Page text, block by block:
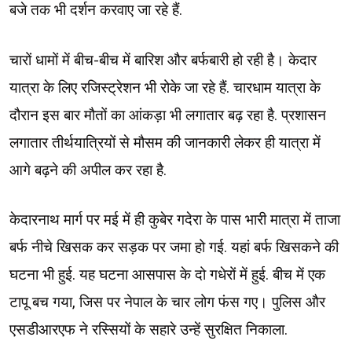
बजे तक भी दर्शन करवाए जा रहे हैं.
चारों धामों में बीच-बीच में बारिश और बर्फबारी हो रही है। केदार
यात्रा के लिए रजिस्ट्रेशन भी रोके जा रहे हैं. चारधाम यात्रा के
दौरान इस बार मौतों का आंकड़ा भी लगातार बढ़ रहा है. प्रशासन
लगातार तीर्थयात्रियों से मौसम की जानकारी लेकर ही यात्रा में
आगे बढ़ने की अपील कर रहा है.
केदारनाथ मार्ग पर मई में ही कुबेर गदेरा के पास भारी मात्रा में ताजा
बर्फ नीचे खिसक कर सड़क पर जमा हो गई. यहां बर्फ खिसकने की
घटना भी हुई. यह घटना आसपास के दो गधेरों में हुई. बीच में एक
टापू बच गया, जिस पर नेपाल के चार लोग फंस गए। पुलिस और
एसडीआरएफ ने रस्सियों के सहारे उन्हें सुरक्षित निकाला.